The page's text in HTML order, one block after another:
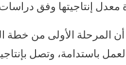
معدل إنتاجيتها وفق
المرحلة الأولى من خطة